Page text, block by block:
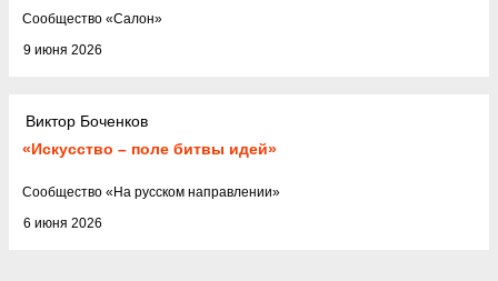
9 июня 2026
Cообщество «Салон»
Виктор Боченков
«Искусство – поле битвы идей»
6 июня 2026
Cообщество «На русском направлении»